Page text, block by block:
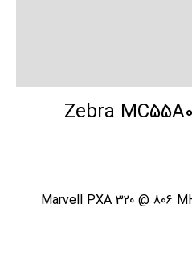
Marvell PXA 320 @ 806